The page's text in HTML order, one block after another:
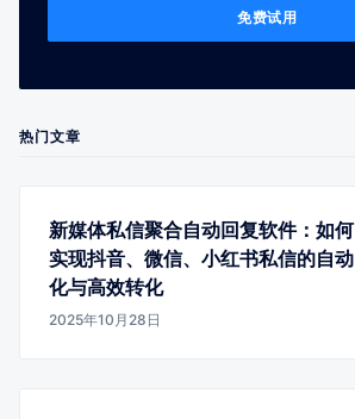
免费试用
热门文章
新媒体私信聚合自动回复软件：如何
实现抖音、微信、小红书私信的自动
化与高效转化
2025年10月28日